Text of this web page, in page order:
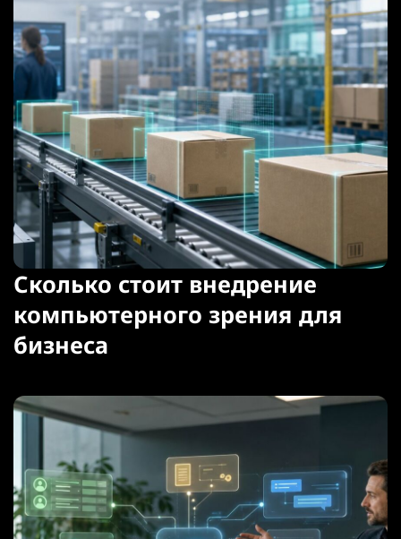
Сколько стоит внедрение
компьютерного зрения для
бизнеса